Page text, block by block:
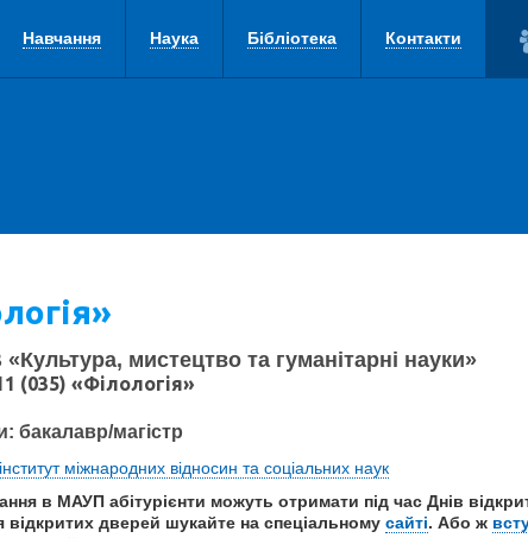
Навчання Наука Бібліотека Контакти
мистецтво та гуманітарні науки»
(035) «Філологія»
бакалавр/магістр
міжнародних відносин та соціальних наук
в МАУП абітурієнти можуть отримати під час Днів
дверей шукайте на спеціальному сайті. Або ж